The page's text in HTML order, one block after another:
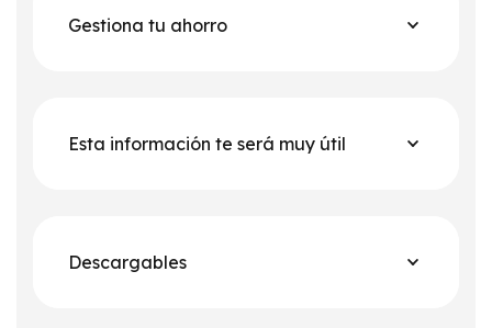
Gestiona tu ahorro
Esta información te será muy útil
Descargables